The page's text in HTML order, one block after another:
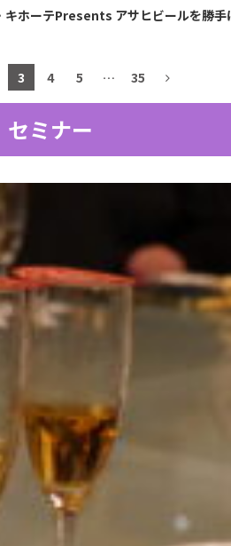
ホーテPresents アサヒビールを勝手
3 4 5 … 35
セミナー